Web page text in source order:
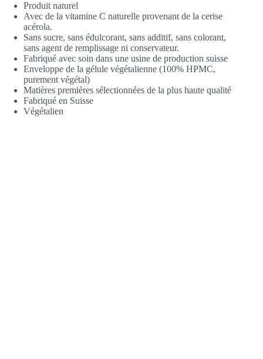
Produit naturel
Avec de la vitamine C naturelle provenant de la cerise
acérola.
Sans sucre, sans édulcorant, sans additif, sans colorant,
sans agent de remplissage ni conservateur.
Fabriqué avec soin dans une usine de production suisse
Enveloppe de la gélule végétalienne (100% HPMC,
purement végétal)
Matières premières sélectionnées de la plus haute qualité
Fabriqué en Suisse
Végétalien